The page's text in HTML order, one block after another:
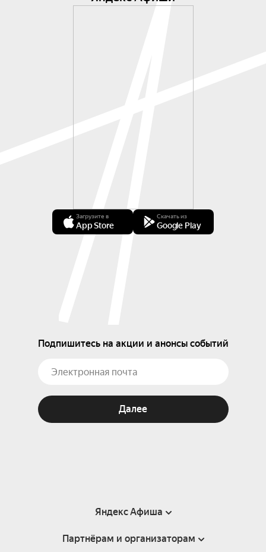
Загрузите в
App Store
Скачать из
Google Play
Подпишитесь на акции и анонсы событий
Далее
Яндекс Афиша
Справка
Партнёрам и организаторам